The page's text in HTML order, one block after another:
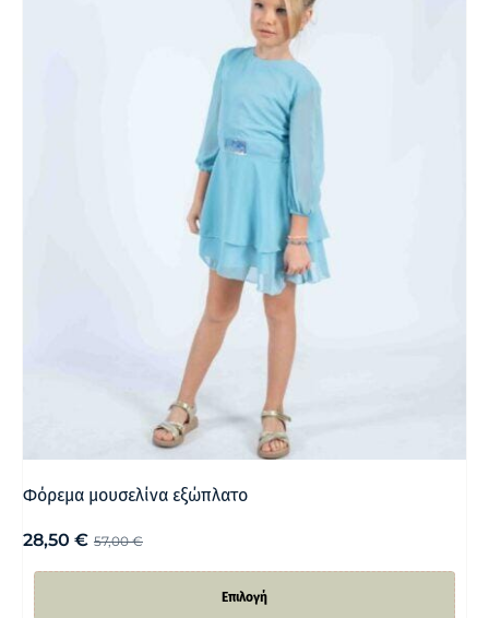
Φόρεμα μουσελίνα εξώπλατο
57,00€
28,50 €
Επιλογή